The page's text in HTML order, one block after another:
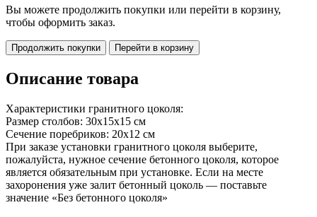
Вы можете продолжить покупки или перейти в корзину,
чтобы оформить заказ.
Продолжить покупки Перейти в корзину
Описание товара
Характеристики гранитного цоколя:
Размер столбов: 30х15х15 см
Сечение поребриков: 20х12 см
При заказе установки гранитного цоколя выберите,
пожалуйста, нужное сечение бетонного цоколя, которое
является обязательным при установке. Если на месте
захоронения уже залит бетонный цоколь — поставьте
значение «Без бетонного цоколя»